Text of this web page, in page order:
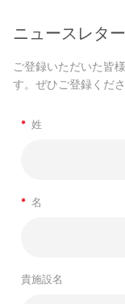
ニュースレタ
ご登録いただいた皆
す。ぜひご登録くださ
* 姓
* 名
貴施設名